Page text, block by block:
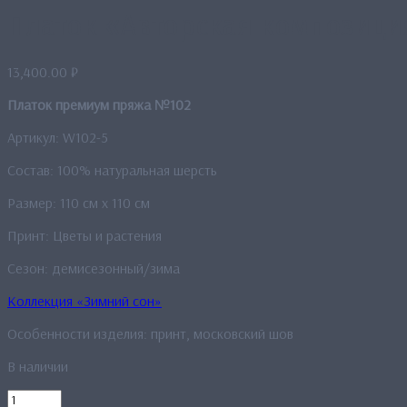
13,400.00 ₽
Платок премиум пряжа №102
Артикул: W102-5
Состав: 100% натуральная шерсть
Размер: 110 см x 110 см
Принт: Цветы и растения
Сезон: демисезонный/зима
Коллекция «Зимний сон»
Особенности изделия: принт, московский шов
В наличии
Количество